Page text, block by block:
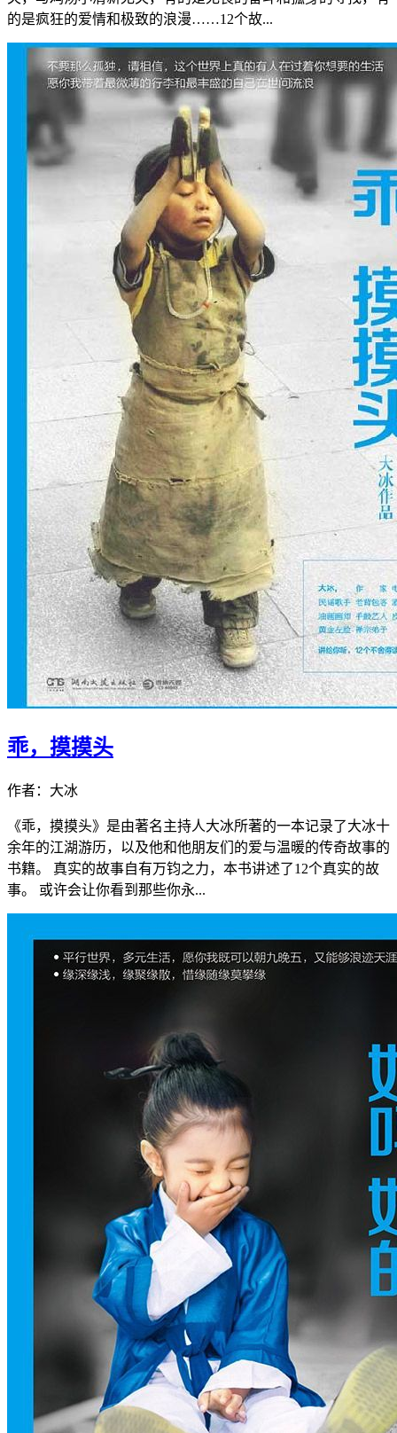
的是疯狂的爱情和极致的浪漫……12个故...
乖，摸摸头
作者：大冰
《乖，摸摸头》是由著名主持人大冰所著的一本记录了大冰十
余年的江湖游历，以及他和他朋友们的爱与温暖的传奇故事的
书籍。 真实的故事自有万钧之力，本书讲述了12个真实的故
事。 或许会让你看到那些你永...